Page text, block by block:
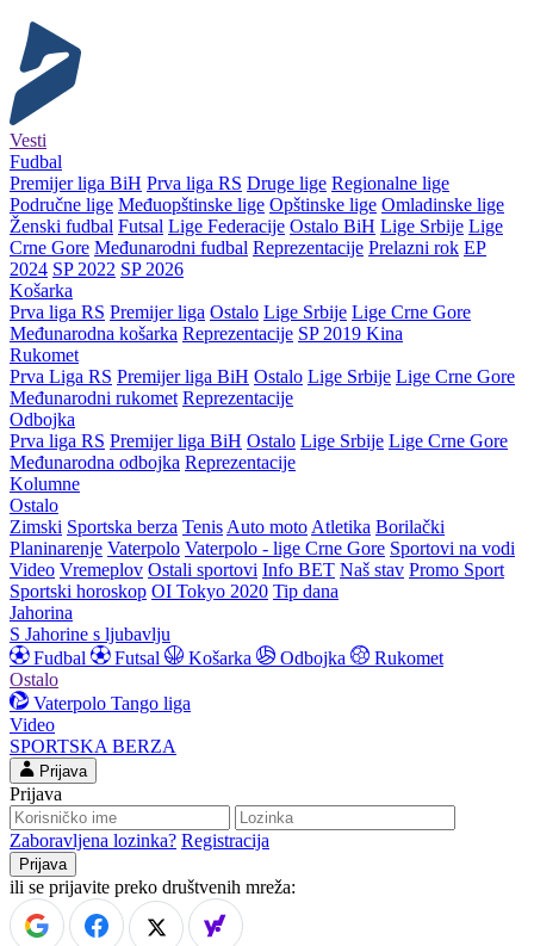
Vesti
Fudbal
Premijer liga BiH Prva liga RS Druge lige Regionalne lige
Područne lige Međuopštinske lige Opštinske lige Omladinske lige
Ženski fudbal Futsal Lige Federacije Ostalo BiH Lige Srbije Lige
Crne Gore Međunarodni fudbal Reprezentacije Prelazni rok EP
2024 SP 2022 SP 2026
Košarka
Prva liga RS Premijer liga Ostalo Lige Srbije Lige Crne Gore
Međunarodna košarka Reprezentacije SP 2019 Kina
Rukomet
Prva Liga RS Premijer liga BiH Ostalo Lige Srbije Lige Crne Gore
Međunarodni rukomet Reprezentacije
Odbojka
Prva liga RS Premijer liga BiH Ostalo Lige Srbije Lige Crne Gore
Međunarodna odbojka Reprezentacije
Kolumne
Ostalo
Zimski Sportska berza Tenis Auto moto Atletika Borilački
Planinarenje Vaterpolo Vaterpolo - lige Crne Gore Sportovi na vodi
Video Vremeplov Ostali sportovi Info BET Naš stav Promo Sport
Sportski horoskop OI Tokyo 2020 Tip dana
Jahorina
S Jahorine s ljubavlju
Fudbal
Futsal Košarka Odbojka
Rukomet
Ostalo
Vaterpolo Tango liga
Video
SPORTSKA BERZA
Prijava
Prijava
Zaboravljena lozinka? Registracija
ili se prijavite preko društvenih mreža: